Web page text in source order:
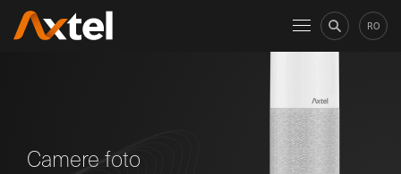
RO
Camere foto